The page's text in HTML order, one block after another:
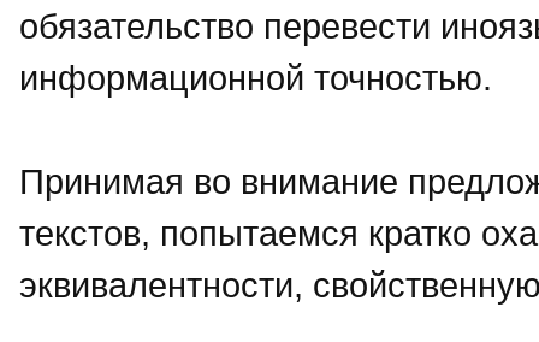
обязательство перевести
информационной точностью.
Принимая во внимание
текстов, попытаемся кратко
эквивалентности,